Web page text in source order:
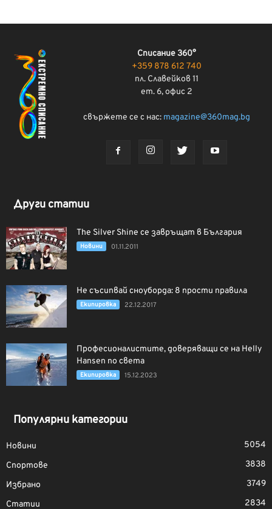
Списание 360°
+359 878 612 740
пл. Славейков 11
ет. 6, офис 2
свържете се с нас: magazine@360mag.bg
Други статии
The Silver Shine се завръщат в България
Новини 01.11.2011
Не съсипвай сноуборда: 8 прости правила
Екипировка 22.12.2017
Професионалистите, доверяващи се на Helly
Hansen по света
Екипировка 15.12.2023
Популярни категории
Новини
5054
Спортове
3838
Избрано
3749
Статии
2834